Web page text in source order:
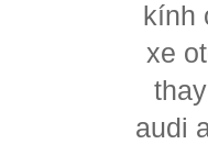
kính
xe
audi